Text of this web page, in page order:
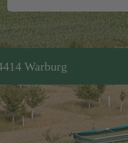
Warburg